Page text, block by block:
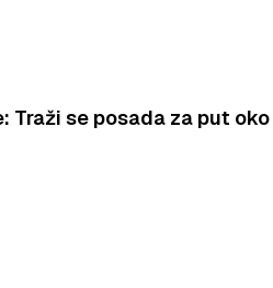
Traži se posada za put oko